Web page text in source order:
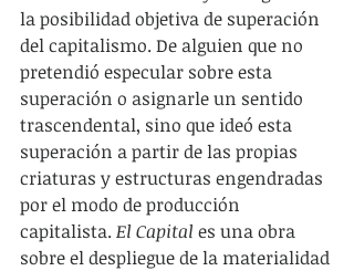
la posibilidad objetiva de superación
del capitalismo. De alguien que no
pretendió especular sobre esta
superación o asignarle un sentido
trascendental, sino que ideó esta
superación a partir de las propias
criaturas y estructuras engendradas
por el modo de producción
capitalista. El Capital es una obra
sobre el despliegue de la materialidad